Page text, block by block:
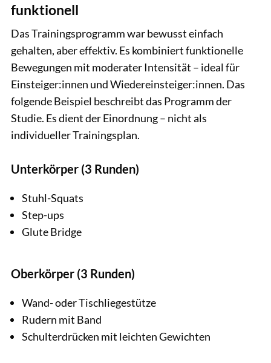
funktionell
Das Trainingsprogramm war bewusst einfach
gehalten, aber effektiv. Es kombiniert funktionelle
Bewegungen mit moderater Intensität – ideal für
Einsteiger:innen und Wiedereinsteiger:innen. Das
folgende Beispiel beschreibt das Programm der
Studie. Es dient der Einordnung – nicht als
individueller Trainingsplan.
Unterkörper (3 Runden)
Stuhl-Squats
Step-ups
Glute Bridge
Oberkörper (3 Runden)
Wand- oder Tischliegestütze
Rudern mit Band
Schulterdrücken mit leichten Gewichten